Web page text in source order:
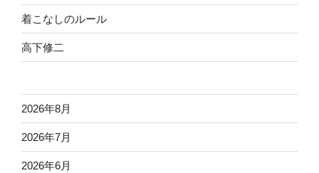
着こなしのルール
高下修二
2026年8月
2026年7月
2026年6月